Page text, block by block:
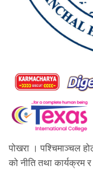
पोखरा । पश्चिमाञ्चल
को नीति तथा कार्यक्रम